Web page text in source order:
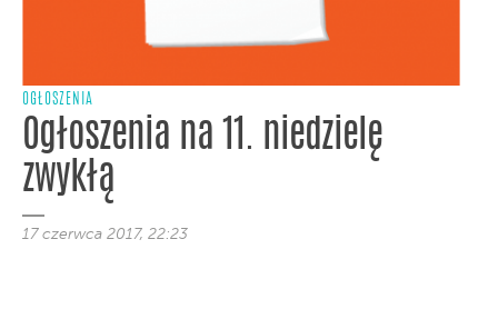
OGŁOSZENIA
Ogłoszenia na 11. niedzielę
zwykłą
17 czerwca 2017, 22:23